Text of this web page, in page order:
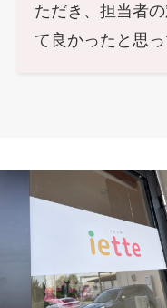
ただき、担当者
て良かったと思っ